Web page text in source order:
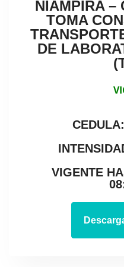
NIAMPIRA –
TOMA
DE
VIGENTE